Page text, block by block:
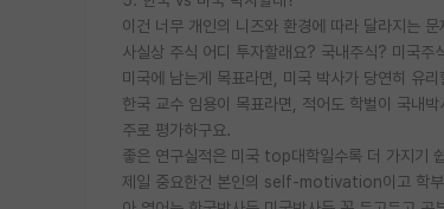
이건 너무 개인의 니즈와 환경에 따라 달라지는
사실상 주식 어디 투자할래요? 국내주식? 미국주
미국에 남는게 목표라면, 미국 박사가 당연히 유
한국 교수 임용이 목표라면, 적어도 학벌이 국내
주로 평가하구요.
좋은 연구실적은 미국 top대학일수록 더 가지기
제일 중요한건 본인의 self-motivation이고 학부